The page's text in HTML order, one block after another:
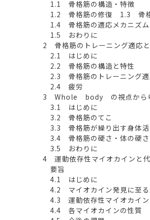
1.1 骨格筋の構造・特徴
1.2 骨格筋の修復 1.3 骨格
1.4 骨格筋の適応メカニズム
1.5 おわりに
2 骨格筋のトレーニング適応と
2.1 はじめに
2.2 骨格筋の構造と特性
2.3 骨格筋のトレーニング適
2.4 疲労
3 Whole body の視点から考
3.1 はじめに
3.2 骨格筋のてこ
3.3 骨格筋が繰り出す身体活
3.4 骨格筋の硬さ・体の硬さ
3.5 おわりに
4 運動依存性マイオカインと
要旨
4.1 はじめに
4.2 マイオカイン発見に至る
4.3 運動依存性マイオカイン
4.4 各マイオカインの性質